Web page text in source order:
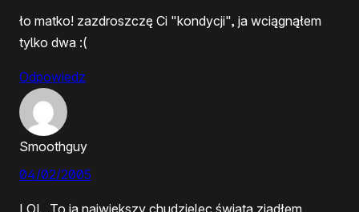
ło matko! zazdroszczę Ci "kondycji", ja wciągnąłem
tylko dwa :(
Odpowiedz
Smoothguy
04/02/2005
LOL. To ja największy chudzielec świata zjadłem